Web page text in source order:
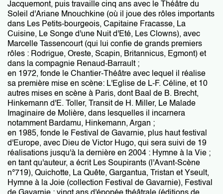
Jacquemont, puis travaille cinq ans avec le Théâtre du
Soleil d'Ariane Mnouchkine (où il joue des rôles importants
dans Les Petits-bourgeois, Capitaine Fracasse, La
Cuisine, Le Songe d'une Nuit d'Eté, Les Clowns), avec
Marcelle Tassencourt (qui lui confie de grands premiers
rôles : Rodrigue, Oreste, Scapin, Britannicus, Egmont) et
dans la compagnie Renaud-Barrault ;
en 1972, fonde le Chantier-Théâtre avec lequel il réalise
sa première mise en scène: L'Eglise de L-F. Céline, et 10
autres mises en scène à Paris, dont Baal de B. Brecht,
Hinkemann d'E. Toller, Transit de H. Miller, Le Malade
Imaginaire de Molière, dans lesquelles il incarnera
notamment Bardamu, Hinkemann, Argan ;
en 1985, fonde le Festival de Gavarnie, plus haut festival
d'Europe, avec Dieu de Victor Hugo, qui sera suivi de 19
réalisations jusqu'à la dernière en 2004 : Hymne à la Vie ;
en tant qu'auteur, a écrit Les Soupirants (l'Avant-Scène
n°719), Quichotte, La Quête, Gargantua, Tristan et Yseult,
Hymne à la Joie (collection Festival de Gavarnie), Festival